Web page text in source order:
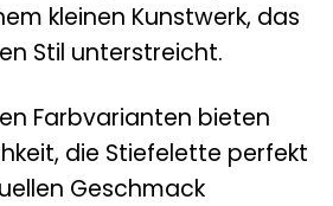
kleinen Kunstwerk, das
Stil unterstreicht.
Farbvarianten bieten
die Stiefelette perfekt
Geschmack